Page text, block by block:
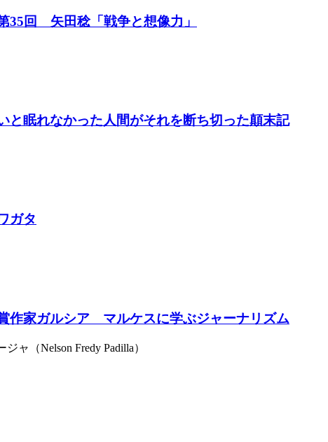
35回 矢田稔「戦争と想像力」
と眠れなかった人間がそれを断ち切った顛末記
ガタ
作家ガルシア゠マルケスに学ぶジャーナリズム
ャ（Nelson Fredy Padilla）